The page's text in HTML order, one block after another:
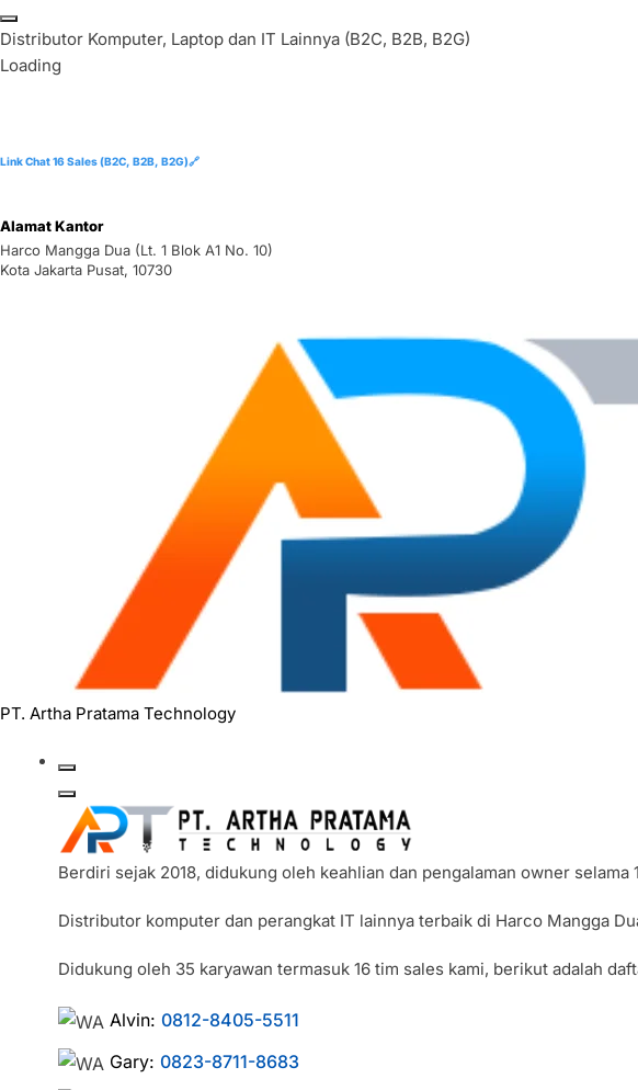
Skip
to
content
Distributor Komputer, Laptop dan IT Lainnya (B2C, B2B, B2G)
Loading
Link Chat 16 Sales (B2C, B2B, B2G)🔗
Alamat Kantor
Harco Mangga Dua (Lt. 1 Blok A1 No. 10)
Kota Jakarta Pusat, 10730
PT. Artha Pratama Technology
Berdiri sejak 2018, didukung oleh keahlian dan pengalaman owner
Distributor komputer dan perangkat IT lainnya terbaik di Harco Mangga
Didukung oleh 35 karyawan termasuk 16 tim sales kami, berikut adalah
Alvin:0812-8405-5511
Gary:0823-8711-8683